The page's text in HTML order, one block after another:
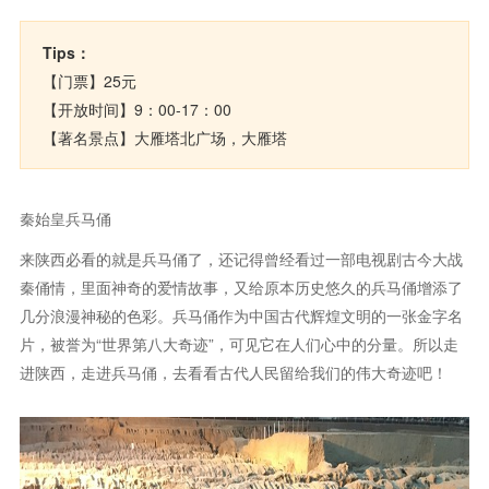
Tips：
【门票】25元
【开放时间】9：00-17：00
【著名景点】大雁塔北广场，大雁塔
秦始皇兵马俑
来陕西必看的就是兵马俑了，还记得曾经看过一部电视剧古今大战
秦俑情，里面神奇的爱情故事，又给原本历史悠久的兵马俑增添了
几分浪漫神秘的色彩。兵马俑作为中国古代辉煌文明的一张金字名
片，被誉为“世界第八大奇迹”，可见它在人们心中的分量。所以走
进陕西，走进兵马俑，去看看古代人民留给我们的伟大奇迹吧！